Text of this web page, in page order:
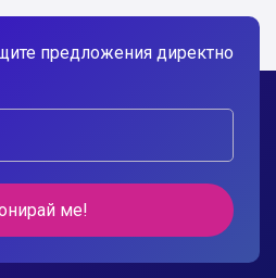
предложения директно
ме!